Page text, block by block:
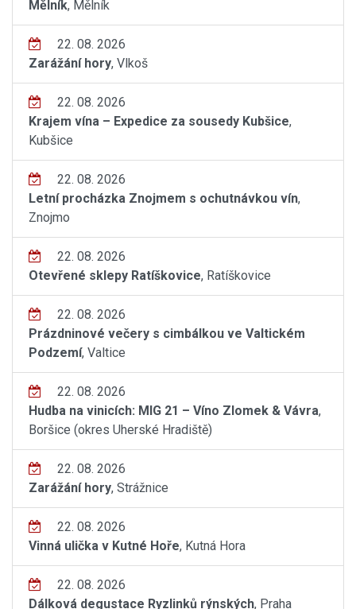
Mělník, Mělník
22. 08. 2026
Zarážání hory, Vlkoš
22. 08. 2026
Krajem vína – Expedice za sousedy Kubšice,
Kubšice
22. 08. 2026
Letní procházka Znojmem s ochutnávkou vín,
Znojmo
22. 08. 2026
Otevřené sklepy Ratíškovice, Ratíškovice
22. 08. 2026
Prázdninové večery s cimbálkou ve Valtickém
Podzemí, Valtice
22. 08. 2026
Hudba na vinicích: MIG 21 – Víno Zlomek & Vávra,
Boršice (okres Uherské Hradiště)
22. 08. 2026
Zarážání hory, Strážnice
22. 08. 2026
Vinná ulička v Kutné Hoře, Kutná Hora
22. 08. 2026
Dálková degustace Ryzlinků rýnských, Praha